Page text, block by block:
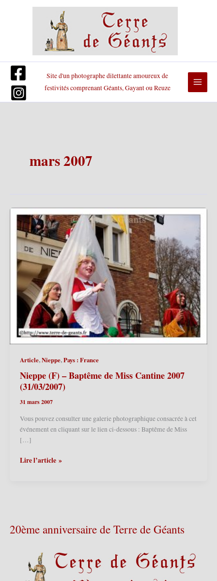
Site d'un photographe dilettante amoureux de
festivités comprenant Géants, Gayant ou Reuze
mars 2007
Article,Nieppe,Pays : France
Nieppe (F) – Baptême de Miss Cantine 2007
(31/03/2007)
31 mars 2007
Vous pouvez consulter une galerie photographique consacrée à cet
événement en cliquant sur le lien ci-dessous : Baptême de Miss
[…]
Nieppe
Cantine
2007
Lire l’article »
20ème anniversaire de Terre de Géants